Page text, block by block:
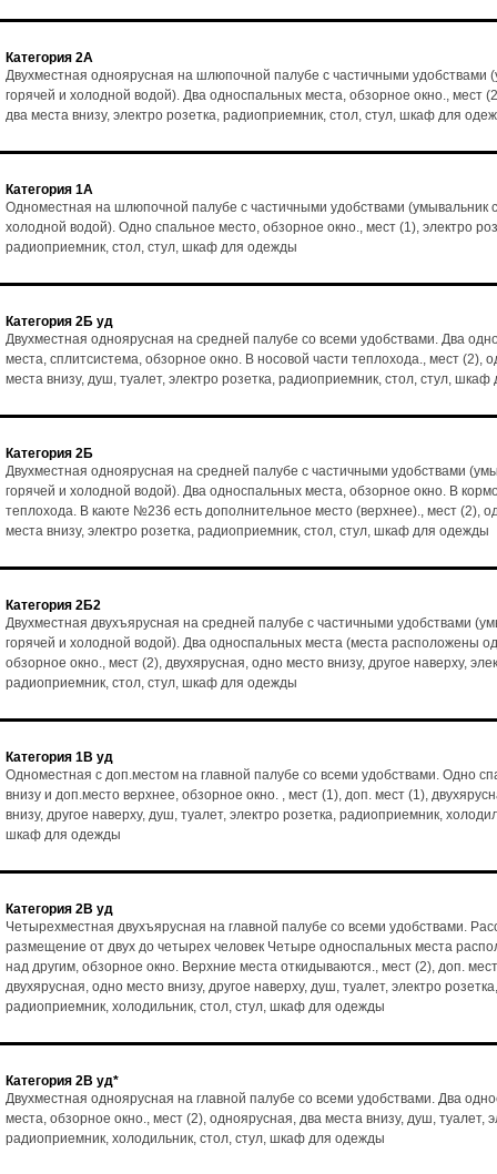
Категория 2А
Двухместная одноярусная на шлюпочной палубе с частичными удобствами
горячей и холодной водой). Два односпальных места, обзорное окно., мест
два места внизу, электро розетка, радиоприемник, стол, стул, шкаф для
Категория 1А
Одноместная на шлюпочной палубе с частичными удобствами (умывальник
холодной водой). Одно спальное место, обзорное окно., мест (1), электро
радиоприемник, стол, стул, шкаф для одежды
Категория 2Б уд
Двухместная одноярусная на средней палубе со всеми удобствами. Два
места, сплитсистема, обзорное окно. В носовой части теплохода., мест (2),
места внизу, душ, туалет, электро розетка, радиоприемник, стол, стул,
Категория 2Б
Двухместная одноярусная на средней палубе с частичными удобствами
горячей и холодной водой). Два односпальных места, обзорное окно. В
теплохода. В каюте №236 есть дополнительное место (верхнее)., мест (2),
места внизу, электро розетка, радиоприемник, стол, стул, шкаф для одежды
Категория 2Б2
Двухместная двухъярусная на средней палубе с частичными удобствами
горячей и холодной водой). Два односпальных места (места расположены
обзорное окно., мест (2), двухярусная, одно место внизу, другое наверху,
радиоприемник, стол, стул, шкаф для одежды
Категория 1В уд
Одноместная с доп.местом на главной палубе со всеми удобствами. Одно
внизу и доп.место верхнее, обзорное окно. , мест (1), доп. мест (1),
внизу, другое наверху, душ, туалет, электро розетка, радиоприемник,
шкаф для одежды
Категория 2В уд
Четырехместная двухъярусная на главной палубе со всеми удобствами.
размещение от двух до четырех человек Четыре односпальных места
над другим, обзорное окно. Верхние места откидываются., мест (2), доп.
двухярусная, одно место внизу, другое наверху, душ, туалет, электро розетка,
радиоприемник, холодильник, стол, стул, шкаф для одежды
Категория 2В уд*
Двухместная одноярусная на главной палубе со всеми удобствами. Два
места, обзорное окно., мест (2), одноярусная, два места внизу, душ, туалет,
радиоприемник, холодильник, стол, стул, шкаф для одежды